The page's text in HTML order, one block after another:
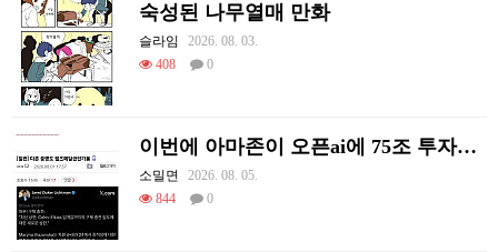
숙성된 나무열매 만화
슬라임
2026. 08. 03.
408
0
이번에 아마존이 오픈ai에 75조 투자한 이유
소밀면
2026. 08. 05.
844
0